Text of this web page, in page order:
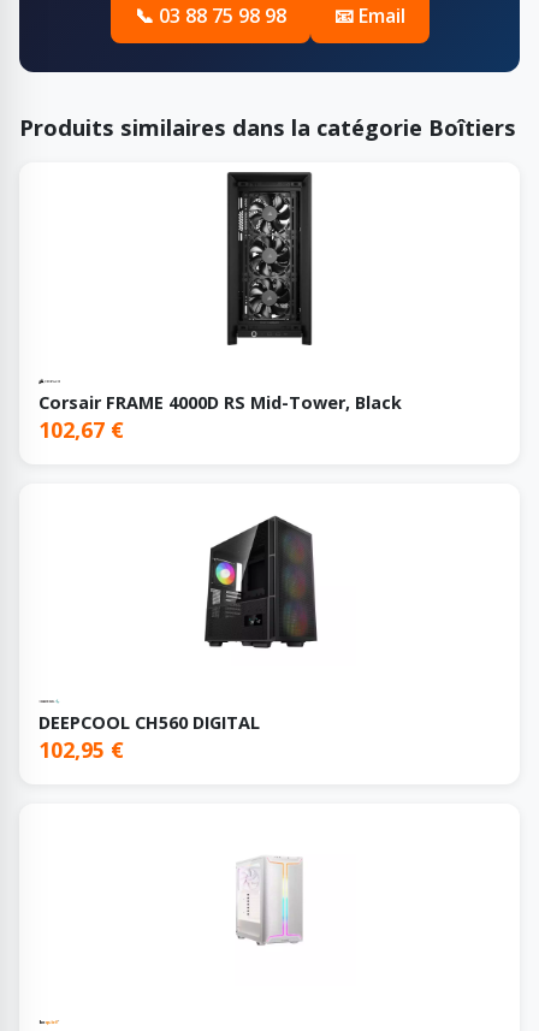
📞 03 88 75 98 98 📧 Email
Produits similaires dans la catégorie Boîtiers
Corsair FRAME 4000D RS Mid-Tower, Black
102,67 €
DEEPCOOL CH560 DIGITAL
102,95 €